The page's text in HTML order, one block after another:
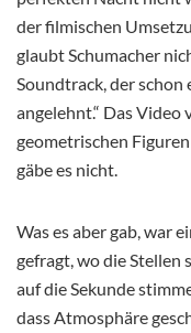
der filmischen
glaubt Schumacher
Soundtrack, der
angelehnt.“ Das
geometrischen
gäbe es nicht.
Was es aber gab, war
gefragt, wo die Stellen
auf die Sekunde
dass Atmosphäre